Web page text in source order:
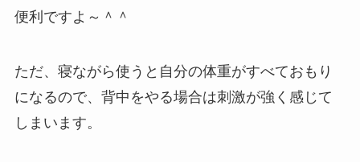
便利ですよ～＾＾
ただ、寝ながら使うと自分の体重がすべておもり
になるので、背中をやる場合は刺激が強く感じて
しまいます。